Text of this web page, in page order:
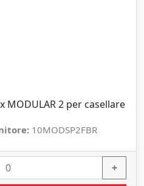
2 per casellare
10MODSP2FBR
+